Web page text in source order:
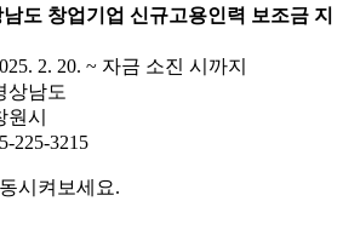
도 창업기업 신규고용인력 보조금 지
2. 20. ~ 자금 소진 시까지
상남도
시
225-3215
시켜보세요.